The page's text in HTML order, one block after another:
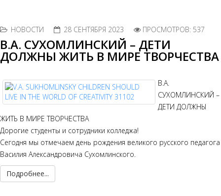
НОВОСТИ 28 СЕНТЯБРЯ 2023 ПРОСМОТРОВ: 537
В.А. СУХОМЛИНСКИЙ – ДЕТИ
ДОЛЖНЫ ЖИТЬ В МИРЕ ТВОРЧЕСТВА
В.А.
СУХОМЛИНСКИЙ –
ДЕТИ ДОЛЖНЫ
ЖИТЬ В МИРЕ ТВОРЧЕСТВА
Дорогие студенты и сотрудники колледжа!
Сегодня мы отмечаем день рождения великого русского педагога
Василия Александровича Сухомлинского.
Подробнее...